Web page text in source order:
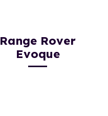
Range Rover
Evoque